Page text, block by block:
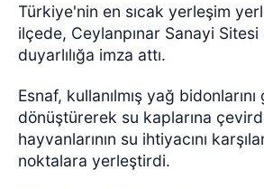
Türkiye'nin en sıcak yerleşim
ilçede, Ceylanpınar Sanayi Sitesi
duyarlılığa imza attı.
Esnaf, kullanılmış yağ bidonlarını
dönüştürerek su kaplarına
hayvanlarının su ihtiyacını
noktalara yerleştirdi.